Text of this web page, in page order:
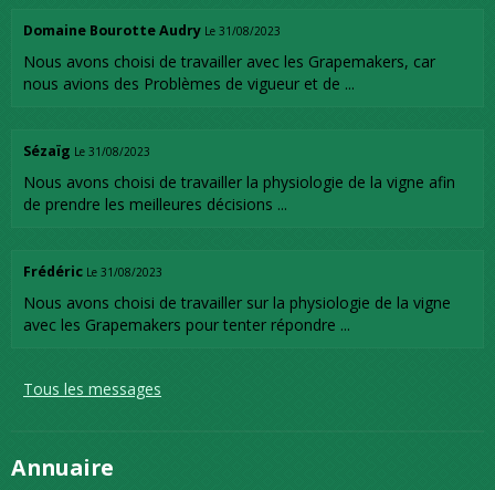
Domaine Bourotte Audry Le 31/08/2023
Nous avons choisi de travailler avec les Grapemakers, car
nous avions des Problèmes de vigueur et de ...
Sézaïg Le 31/08/2023
Nous avons choisi de travailler la physiologie de la vigne afin
de prendre les meilleures décisions ...
Frédéric Le 31/08/2023
Nous avons choisi de travailler sur la physiologie de la vigne
avec les Grapemakers pour tenter répondre ...
Tous les messages
Annuaire